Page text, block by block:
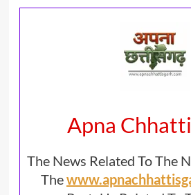
Apna
The News Related To The
The